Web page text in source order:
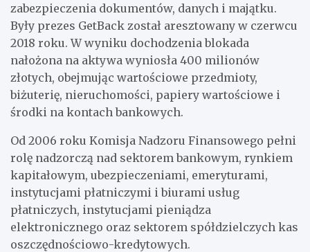
zabezpieczenia dokumentów, danych i majątku.
Były prezes GetBack został aresztowany w czerwcu
2018 roku. W wyniku dochodzenia blokada
nałożona na aktywa wyniosła 400 milionów
złotych, obejmując wartościowe przedmioty,
biżuterię, nieruchomości, papiery wartościowe i
środki na kontach bankowych.
Od 2006 roku Komisja Nadzoru Finansowego pełni
rolę nadzorczą nad sektorem bankowym, rynkiem
kapitałowym, ubezpieczeniami, emeryturami,
instytucjami płatniczymi i biurami usług
płatniczych, instytucjami pieniądza
elektronicznego oraz sektorem spółdzielczych kas
oszczędnościowo-kredytowych.